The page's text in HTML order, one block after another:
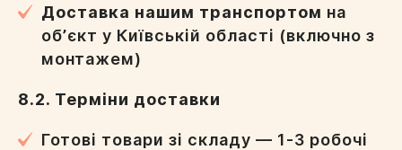
Доставка нашим транспортом на
обʼєкт у Київській області (включно з
монтажем)
8.2. Терміни доставки
Готові товари зі складу — 1-3 робочі